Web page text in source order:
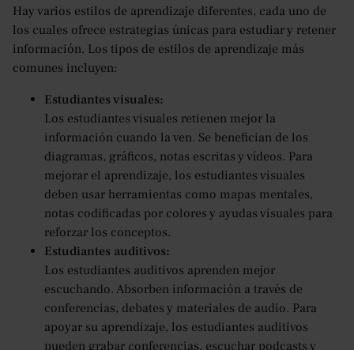
Hay varios estilos de aprendizaje diferentes, cada uno de
los cuales ofrece estrategias únicas para estudiar y retener
información. Los tipos de estilos de aprendizaje más
comunes incluyen:
Estudiantes visuales:
Los estudiantes visuales retienen mejor la
información cuando la ven. Se benefician de los
diagramas, gráficos, notas escritas y vídeos. Para
mejorar el aprendizaje, los estudiantes visuales
deben usar herramientas como mapas mentales,
notas codificadas por colores y ayudas visuales para
reforzar los conceptos.
Estudiantes auditivos:
Los estudiantes auditivos aprenden mejor
escuchando. Absorben información a través de
conferencias, debates y materiales de audio. Para
apoyar su aprendizaje, los estudiantes auditivos
pueden grabar conferencias, escuchar podcasts y